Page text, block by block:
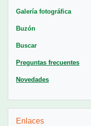
Galería fotográfica
Buzón
Buscar
Preguntas frecuentes
Novedades
Enlaces